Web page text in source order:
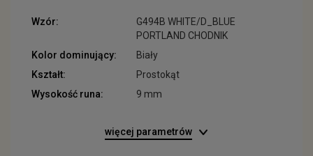
Wzór:
G494B WHITE/D_BLUE
PORTLAND CHODNIK
Kolor dominujący:
Biały
Kształt:
Prostokąt
Wysokość runa:
9 mm
więcej parametrów